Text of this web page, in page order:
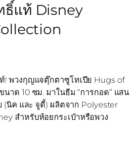
ธิ์แท้ Disney
! พวงกุญแจตุ๊กตาซูโทเปีย Hugs of
นาด 10 ซม. มาในธีม “การกอด” แสน
(นิค และ จูดี้) ผลิตจาก Polyester
สำหรับห้อยกระเป๋าหรือพวง